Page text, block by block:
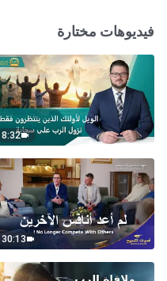
فيديوهات مختارة
8:32
30:13